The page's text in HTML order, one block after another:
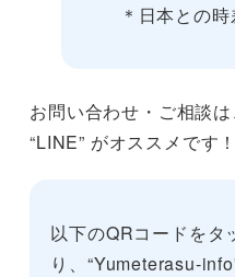
＊日本との時
お問い合わせ・ご相談
“LINE” がオススメです！
以下のQRコードをタ
り、“Yumeterasu-